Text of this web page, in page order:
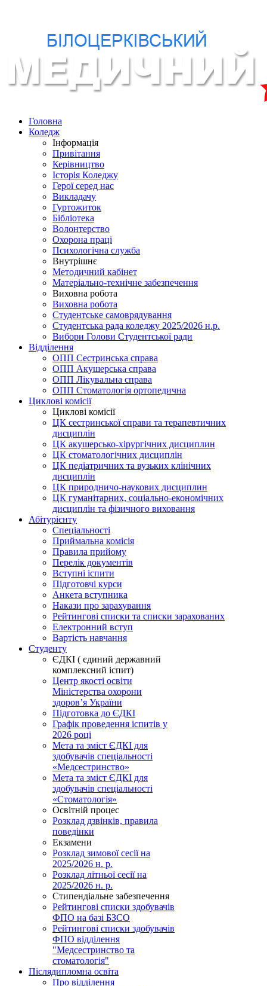
Головна
Коледж
Інформація
Привітання
Керівництво
Історія Коледжу
Герої серед нас
Викладачу
Гуртожиток
Бібліотека
Волонтерство
Охорона праці
Психологічна служба
Внутрішнє
Методичний кабінет
Матеріально-технічне забезпечення
Виховна робота
Виховна робота
Студентське самоврядування
Студентська рада коледжу 2025/2026 н.р.
Вибори Голови Студентської ради
Відділення
ОПП Сестринська справа
ОПП Акушерська справа
ОПП Лікувальна справа
ОПП Стоматологія ортопедична
Циклові комісії
Циклові комісії
ЦК сестринської справи та терапевтичних
дисциплін
ЦК акушерсько-хірургічних дисциплин
ЦК стоматологічних дисциплін
ЦК педіатричних та вузьких клінічних
дисциплін
ЦК природничо-наукових дисциплин
ЦК гуманітарних, соціально-економічних
дисциплін та фізичного виховання
Абітурієнту
Спеціальності
Приймальна комісія
Правила прийому
Перелік документів
Вступні іспити
Підготовчі курси
Анкета вступника
Накази про зарахування
Рейтингові списки та списки зарахованих
Електронний вступ
Вартість навчання
Студенту
ЄДКІ ( єдиний державний
комплексний іспит)
Центр якості освіти
Міністерства охорони
здоровʼя України
Підготовка до ЄДКІ
Графік проведення іспитів у
2026 році
Мета та зміст ЄДКІ для
здобувачів спеціальності
«Медсестринство»
Мета та зміст ЄДКІ для
здобувачів спеціальності
«Стоматологія»
Освітній процес
Розклад дзвінків, правила
поведінки
Екзамени
Розклад зимової сесії на
2025/2026 н. р.
Розклад літньої сесії на
2025/2026 н. р.
Стипендіальне забезпечення
Рейтингові списки здобувачів
ФПО на базі БЗСО
Рейтингові списки здобувачів
ФПО відділення
"Медсестринство та
стоматологія"
Післядипломна освіта
Про відділення